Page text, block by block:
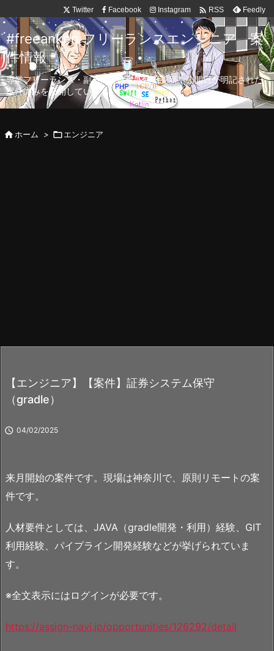
Twitter Facebook Instagram  RSS Feedly
#freeanken フリーランスエンジニア 案
件情報
専業フリーランス・副業向け案件を毎日更新！公開日が明記された
案件のみを公開しています。
ホーム > エンジニア
【エンジニア】【案件】証券システム保守
（gradle）
 04/02/2025
来月開始の案件です。現場は神奈川で、原則リモートの案
件です。
人材要件としては、JAVA（gradle開発・利用）経験、GIT
利用経験、パイプライン開発経験などが挙げられていま
す。
※全文表示にはログインが必要です。
https://assign-navi.jp/opportunities/126292/detail